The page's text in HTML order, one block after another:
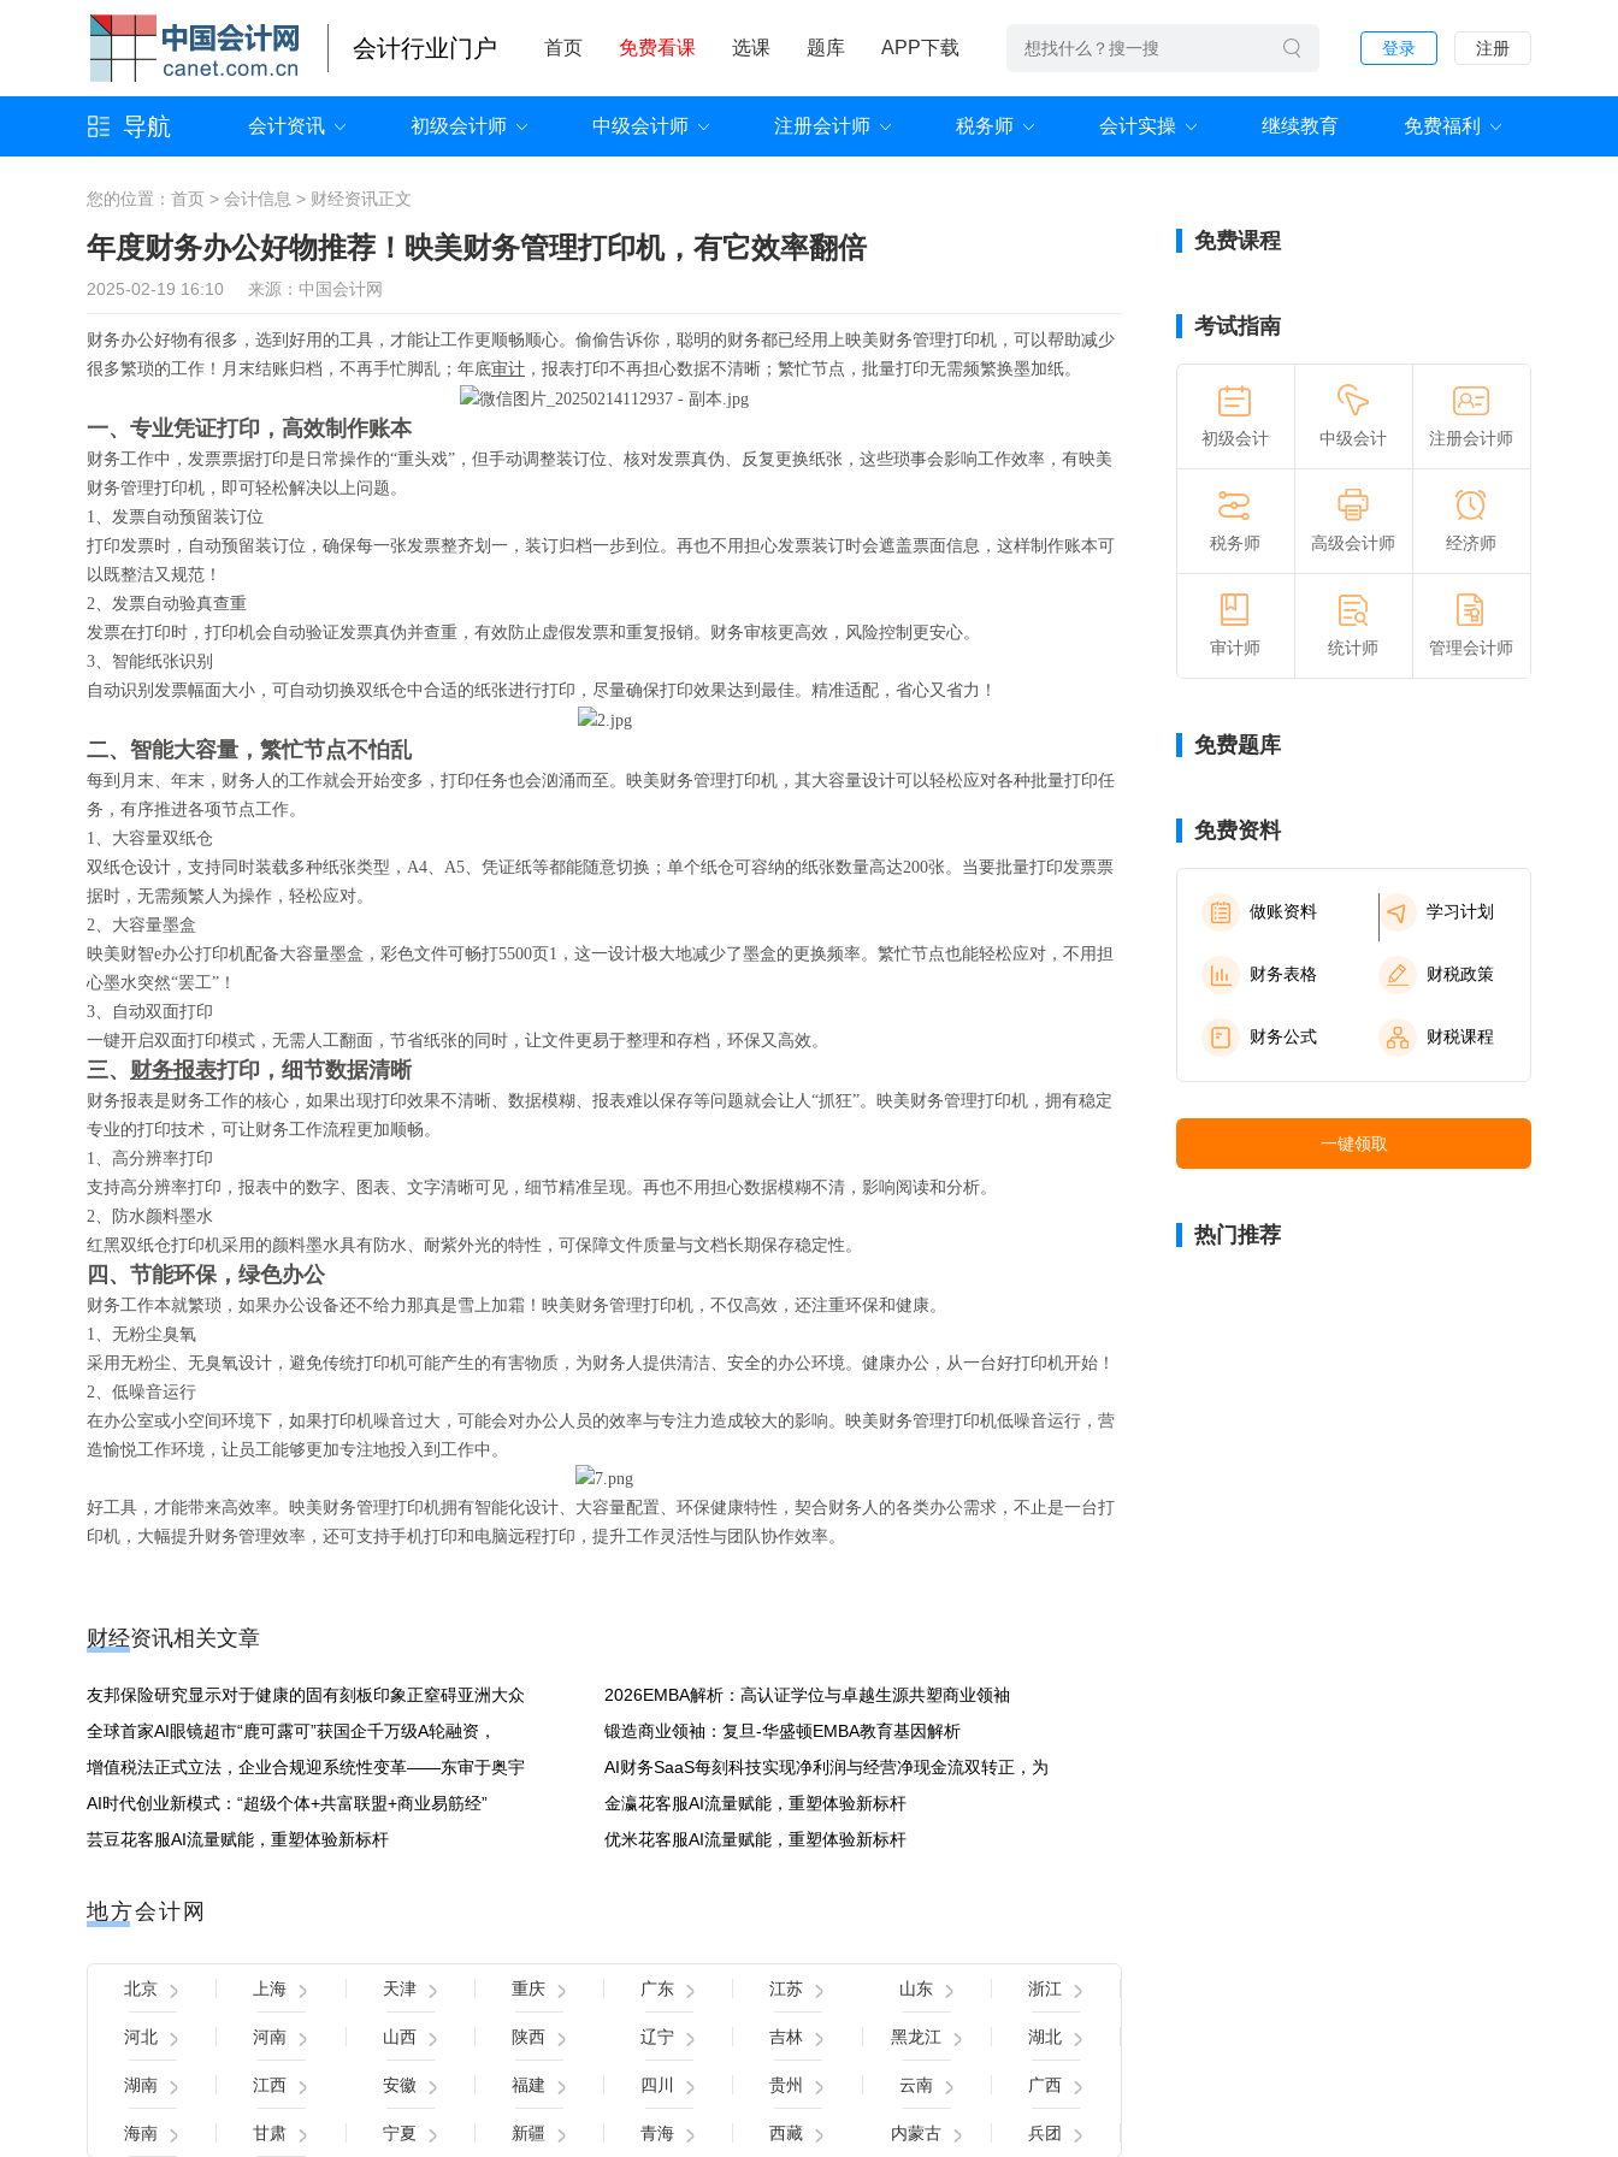
会计行业门户 首页 免费看课 选课 题库 APP下载 登录 注册
导航 会计资讯 初级会计师 中级会计师 注册会计师 税务师 会计实操 继续教育 免费福利
您的位置： 首页 > 会计信息 > 财经资讯正文
年度财务办公好物推荐！映美财务管理打印机，有它效率翻倍
2025-02-19 16:10 来源：中国会计网
财务办公好物有很多，选到好用的工具，才能让工作更顺畅顺心。偷偷告诉你，聪明的财务都已经用上映美财务管理打印机，可以帮助减少
很多繁琐的工作！月末结账归档，不再手忙脚乱；年底审计 ，报表打印不再担心数据不清晰；繁忙节点，批量打印无需频繁换墨加纸。
一、专业凭证打印，高效制作账本
财务工作中，发票票据打印是日常操作的“重头戏”，但手动调整装订位、核对发票真伪、反复更换纸张，这些琐事会影响工作效率，有映美
财务管理打印机，即可轻松解决以上问题。
1、发票自动预留装订位
打印发票时，自动预留装订位，确保每一张发票整齐划一，装订归档一步到位。再也不用担心发票装订时会遮盖票面信息，这样制作账本可
以既整洁又规范！
2、发票自动验真查重
发票在打印时，打印机会自动验证发票真伪并查重，有效防止虚假发票和重复报销。财务审核更高效，风险控制更安心。
3、智能纸张识别
自动识别发票幅面大小，可自动切换双纸仓中合适的纸张进行打印，尽量确保打印效果达到最佳。精准适配，省心又省力！
二、智能大容量，繁忙节点不怕乱
每到月末、年末，财务人的工作就会开始变多，打印任务也会汹涌而至。映美财务管理打印机，其大容量设计可以轻松应对各种批量打印任
务，有序推进各项节点工作。
1、大容量双纸仓
双纸仓设计，支持同时装载多种纸张类型，A4、A5、凭证纸等都能随意切换；单个纸仓可容纳的纸张数量高达200张。当要批量打印发票票
据时，无需频繁人为操作，轻松应对。
2、大容量墨盒
映美财智e办公打印机配备大容量墨盒，彩色文件可畅打5500页1，这一设计极大地减少了墨盒的更换频率。繁忙节点也能轻松应对，不用担
心墨水突然“罢工”！
3、自动双面打印
一键开启双面打印模式，无需人工翻面，节省纸张的同时，让文件更易于整理和存档，环保又高效。
三、 财务报表打印，细节数据清晰
财务报表是财务工作的核心，如果出现打印效果不清晰、数据模糊、报表难以保存等问题就会让人“抓狂”。映美财务管理打印机，拥有稳定
专业的打印技术，可让财务工作流程更加顺畅。
1、高分辨率打印
支持高分辨率打印，报表中的数字、图表、文字清晰可见，细节精准呈现。再也不用担心数据模糊不清，影响阅读和分析。
2、防水颜料墨水
红黑双纸仓打印机采用的颜料墨水具有防水、耐紫外光的特性，可保障文件质量与文档长期保存稳定性。
四、节能环保，绿色办公
财务工作本就繁琐，如果办公设备还不给力那真是雪上加霜！映美财务管理打印机，不仅高效，还注重环保和健康。
1、无粉尘臭氧
采用无粉尘、无臭氧设计，避免传统打印机可能产生的有害物质，为财务人提供清洁、安全的办公环境。健康办公，从一台好打印机开始！
2、低噪音运行
在办公室或小空间环境下，如果打印机噪音过大，可能会对办公人员的效率与专注力造成较大的影响。映美财务管理打印机低噪音运行，营
造愉悦工作环境，让员工能够更加专注地投入到工作中。
好工具，才能带来高效率。映美财务管理打印机拥有智能化设计、大容量配置、环保健康特性，契合财务人的各类办公需求，不止是一台打
印机，大幅提升财务管理效率，还可支持手机打印和电脑远程打印，提升工作灵活性与团队协作效率。
财经资讯相关文章
友邦保险研究显示对于健康的固有刻板印象正窒碍亚洲大众
2026EMBA解析：高认证学位与卓越生源共塑商业领袖
全球首家AI眼镜超市“鹿可露可”获国企千万级A轮融资，
锻造商业领袖：复旦-华盛顿EMBA教育基因解析
增值税法正式立法，企业合规迎系统性变革——东审于奥宇
AI财务SaaS每刻科技实现净利润与经营净现金流双转正，为
AI时代创业新模式：“超级个体+共富联盟+商业易筋经”
金瀛花客服AI流量赋能，重塑体验新标杆
芸豆花客服AI流量赋能，重塑体验新标杆
优米花客服AI流量赋能，重塑体验新标杆
地方会计网
北京 上海 天津 重庆 广东 江苏 山东 浙江
河北 河南 山西 陕西 辽宁 吉林 黑龙江 湖北
湖南 江西 安徽 福建 四川 贵州 云南 广西
海南 甘肃 宁夏 新疆 青海 西藏 内蒙古 兵团
免费课程
考试指南
初级会计 中级会计 注册会计师
税务师 高级会计师 经济师
审计师 统计师 管理会计师
免费题库
免费资料
做账资料 学习计划
财务表格 财税政策
财务公式 财税课程
一键领取
热门推荐